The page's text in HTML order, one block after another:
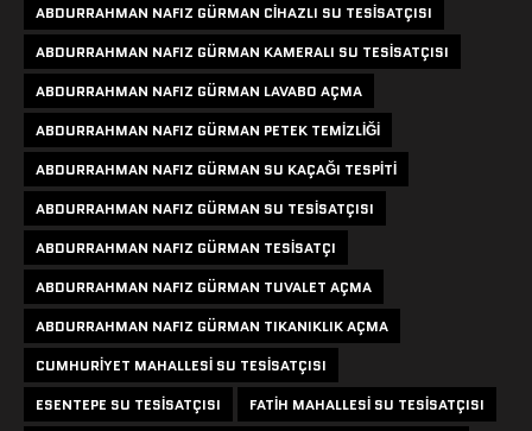
ABDURRAHMAN NAFIZ GÜRMAN CIHAZLI SU TESISATÇISI
ABDURRAHMAN NAFIZ GÜRMAN KAMERALI SU TESISATÇISI
ABDURRAHMAN NAFIZ GÜRMAN LAVABO AÇMA
ABDURRAHMAN NAFIZ GÜRMAN PETEK TEMIZLIĞI
ABDURRAHMAN NAFIZ GÜRMAN SU KAÇAĞI TESPITI
ABDURRAHMAN NAFIZ GÜRMAN SU TESISATÇISI
ABDURRAHMAN NAFIZ GÜRMAN TESISATÇI
ABDURRAHMAN NAFIZ GÜRMAN TUVALET AÇMA
ABDURRAHMAN NAFIZ GÜRMAN TIKANIKLIK AÇMA
CUMHURIYET MAHALLESI SU TESISATÇISI
ESENTEPE SU TESISATÇISI
FATIH MAHALLESI SU TESISATÇISI